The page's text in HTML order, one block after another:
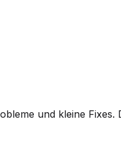
und kleine Fixes.